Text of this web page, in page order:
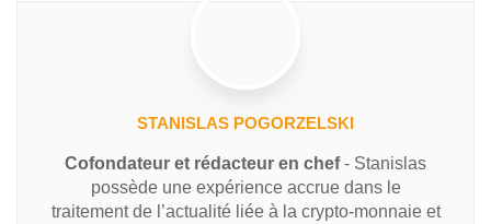
STANISLAS POGORZELSKI
Cofondateur et rédacteur en chef- Stanislas
possède une expérience accrue dans le
traitement de l’actualité liée à la crypto-monnaie et